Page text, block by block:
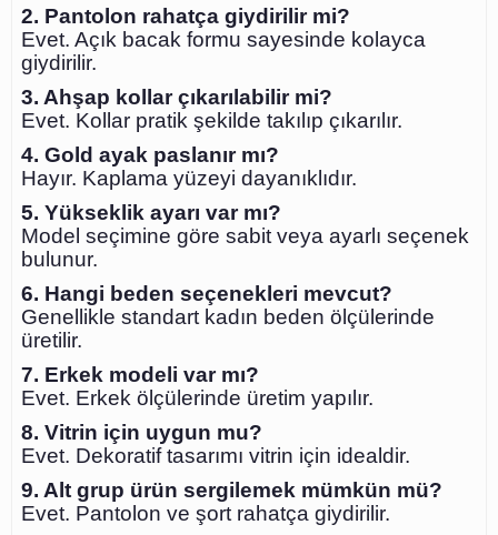
2. Pantolon rahatça giydirilir mi?
Evet. Açık bacak formu sayesinde kolayca
giydirilir.
3. Ahşap kollar çıkarılabilir mi?
Evet. Kollar pratik şekilde takılıp çıkarılır.
4. Gold ayak paslanır mı?
Hayır. Kaplama yüzeyi dayanıklıdır.
5. Yükseklik ayarı var mı?
Model seçimine göre sabit veya ayarlı seçenek
bulunur.
6. Hangi beden seçenekleri mevcut?
Genellikle standart kadın beden ölçülerinde
üretilir.
7. Erkek modeli var mı?
Evet. Erkek ölçülerinde üretim yapılır.
8. Vitrin için uygun mu?
Evet. Dekoratif tasarımı vitrin için idealdir.
9. Alt grup ürün sergilemek mümkün mü?
Evet. Pantolon ve şort rahatça giydirilir.